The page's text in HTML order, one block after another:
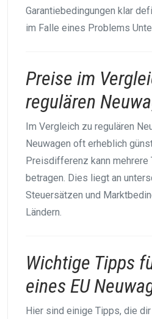
Garantiebedingungen klar
im Falle eines Problems
Preise im
regulären
Im Vergleich zu regulären
Neuwagen oft erheblich
Preisdifferenz kann mehrere
betragen. Dies liegt an
Steuersätzen und
Ländern.
Wichtige Tipps
eines EU
Hier sind einige Tipps, die